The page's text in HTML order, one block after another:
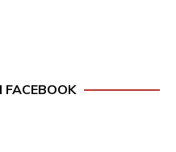
FACEBOOK